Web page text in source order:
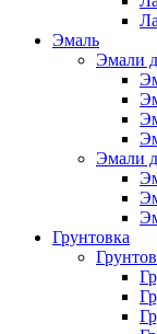
Эмаль
Эмали
Эмали
Грунтовка